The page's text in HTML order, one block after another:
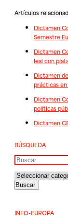
Artículos
Dictamen
Semestre
Dictamen
leal con
Dictamen
prácticas
Dictamen
políticas
Dictamen
BÚSQUEDA
Buscar
INFO-EUROPA